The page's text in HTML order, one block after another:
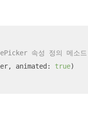
속성 정의 메소드
animated: true)